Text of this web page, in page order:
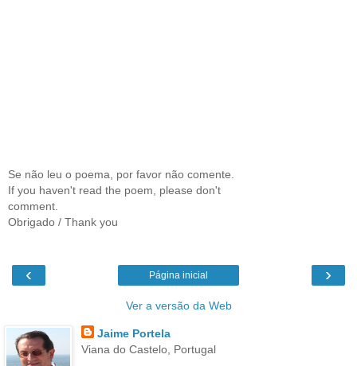
Se não leu o poema, por favor não comente.
If you haven't read the poem, please don't
comment.
Obrigado / Thank you
‹ ›
Página inicial
Ver a versão da Web
Jaime Portela
Viana do Castelo, Portugal